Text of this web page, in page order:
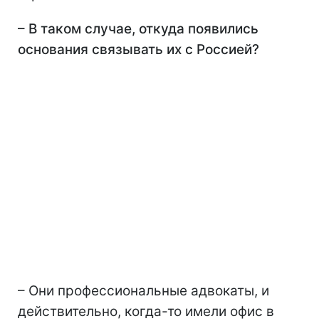
– В таком случае, откуда появились
основания связывать их с Россией?
– Они профессиональные адвокаты, и
действительно, когда-то имели офис в